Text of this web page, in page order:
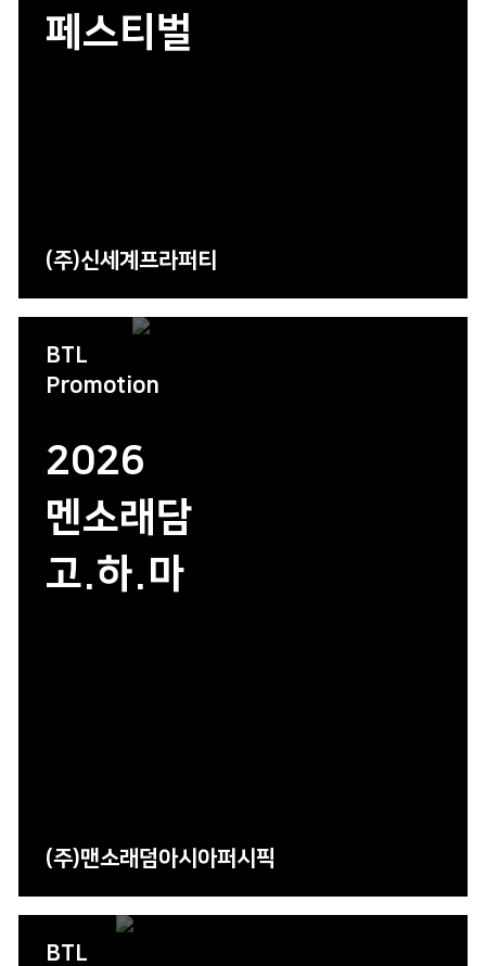
페스티벌
(주)신세계프라퍼티
BTL
Promotion
2026
멘소래담
고.하.마
(주)맨소래덤아시아퍼시픽
BTL